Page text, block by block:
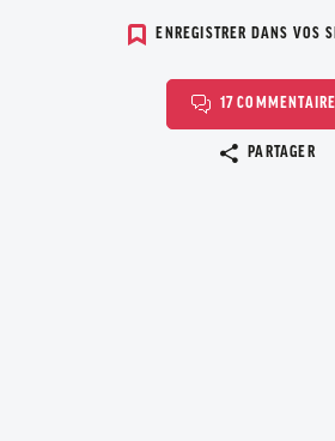
ENREGISTRER DANS VOS
17
PARTAGER